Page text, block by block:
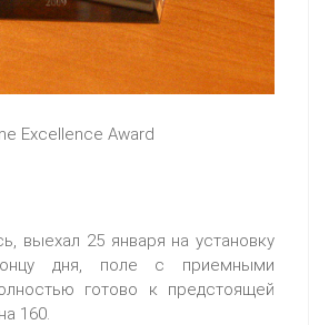
Excellence Award
выехал 25 января на установку
дня, поле с приемными
готово к предстоящей
160.